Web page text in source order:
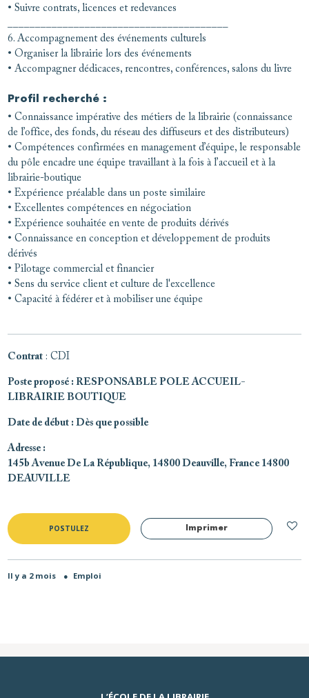
• Suivre contrats, licences et redevances
6. Accompagnement des événements culturels
• Organiser la librairie lors des événements
• Accompagner dédicaces, rencontres, conférences, salons du livre
Profil recherché :
• Connaissance impérative des métiers de la librairie (connaissance
de l’office, des fonds, du réseau des diffuseurs et des distributeurs)
• Compétences confirmées en management d’équipe, le responsable
du pôle encadre une équipe travaillant à la fois à l’accueil et à la
librairie-boutique
• Expérience préalable dans un poste similaire
• Excellentes compétences en négociation
• Expérience souhaitée en vente de produits dérivés
• Connaissance en conception et développement de produits
dérivés
• Pilotage commercial et financier
• Sens du service client et culture de l'excellence
• Capacité à fédérer et à mobiliser une équipe
Contrat : CDI
Poste proposé : RESPONSABLE POLE ACCUEIL-
LIBRAIRIE BOUTIQUE
Date de début : Dès que possible
Adresse :
145b Avenue De La République, 14800 Deauville, France 14800
DEAUVILLE
POSTULEZ Imprimer
Il y a 2 mois ● Emploi